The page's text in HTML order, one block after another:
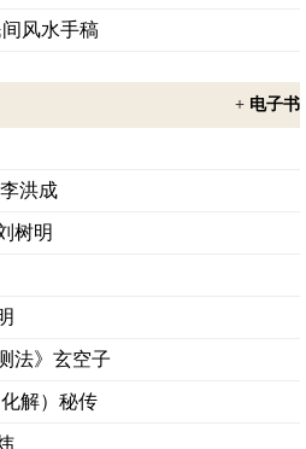
风水手稿
+ 电子书
洪成
树明
法》玄空子
解）秘传